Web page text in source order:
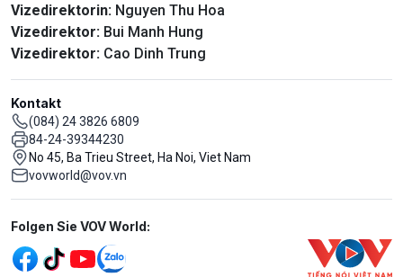
Vizedirektorin: Nguyen Thu Hoa
Vizedirektor: Bui Manh Hung
Vizedirektor: Cao Dinh Trung
Kontakt
(084) 24 3826 6809
84-24-39344230
No 45, Ba Trieu Street, Ha Noi, Viet Nam
vovworld@vov.vn
Mạng xã hội
Folgen Sie VOV World: